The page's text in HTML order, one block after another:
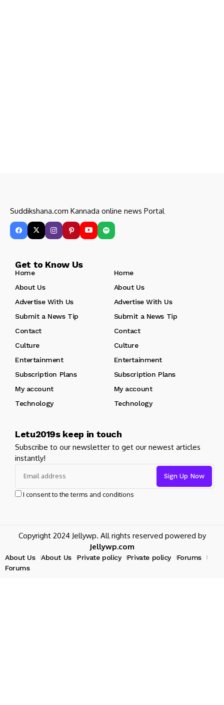
Suddikshana.com Kannada online news Portal
Get to Know Us
Home
Home
About Us
About Us
Advertise With Us
Advertise With Us
Submit a News Tip
Submit a News Tip
Contact
Contact
Culture
Culture
Entertainment
Entertainment
Subscription Plans
Subscription Plans
My account
My account
Technology
Technology
Letu2019s keep in touch
Subscribe to our newsletter to get our newest articles
instantly!
I consent to the terms and conditions
Copyright 2024 Jellywp. All rights reserved powered by
Jellywp.com
About Us About Us Private policy Private policy
Forums
Forums